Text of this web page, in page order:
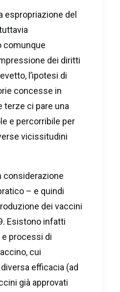
espropriazione del
comunque
dei diritti
l’ipotesi di
concesse in
terze ci pare una
e percorribile per
vicissitudini
considerazione
– e quindi
dei vaccini
Esistono infatti
processi di
cui
efficacia (ad
già approvati